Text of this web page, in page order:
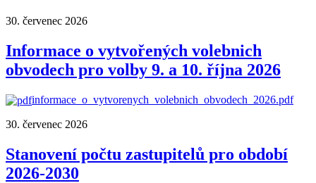
30. červenec 2026
Informace o vytvořených volebnich
obvodech pro volby 9. a 10. října 2026
informace_o_vytvorenych_volebnich_obvodech_2026.pdf
30. červenec 2026
Stanovení počtu zastupitelů pro období
2026-2030